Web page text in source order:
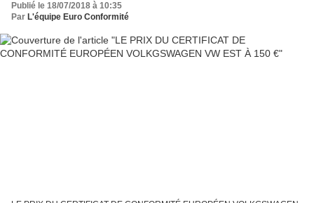
Publié le 18/07/2018 à 10:35
Par L'équipe Euro Conformité